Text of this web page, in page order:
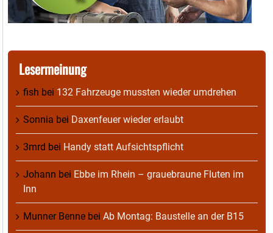
Lesermeinung
fish bei 132 Fahrzeuge mussten wieder umdrehen
Sonnia bei Daxenfeuer wieder erlaubt
3mrd bei Handy statt Aufsichtspflicht
Johann bei Ebbe im Rhein – grauebraune Fluten im
Inn
Munner Benne bei Ab Montag: Baustelle an der B15